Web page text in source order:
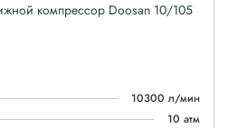
компрессор Doosan 10/105
10300 л/мин
10 атм